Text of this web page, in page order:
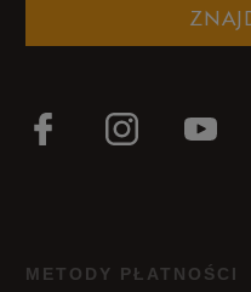
METODY PŁATNOŚCI